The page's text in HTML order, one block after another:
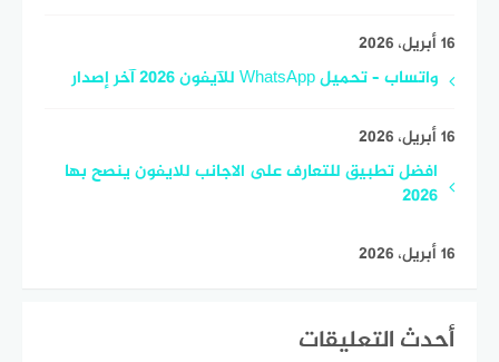
16 أبريل، 2026
واتساب – تحميل WhatsApp للآيفون 2026 آخر إصدار
16 أبريل، 2026
افضل تطبيق للتعارف على الاجانب للايفون ينصح بها
2026
16 أبريل، 2026
أحدث التعليقات